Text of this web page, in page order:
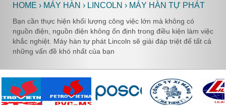
HOME › MÁY HÀN › LINCOLN › MÁY HÀN TỰ PHÁT
Bạn cần thực hiện khối lượng công việc lớn mà không có
nguồn điện, nguồn điện không ổn định trong điều kiện làm việc
khắc nghiệt. Máy hàn tự phát Lincoln sẽ giải đáp triệt để tất cả
những vấn đề khó nhất của bạn